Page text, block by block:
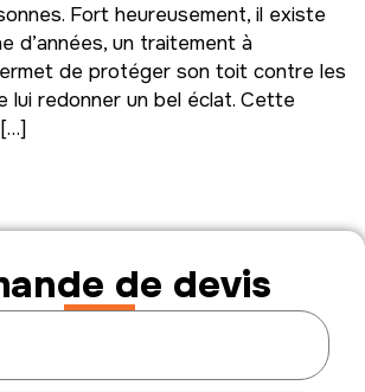
Fort heureusement, il existe
d’années, un traitement à
de protéger son toit contre les
lui redonner un bel éclat. Cette
de devis